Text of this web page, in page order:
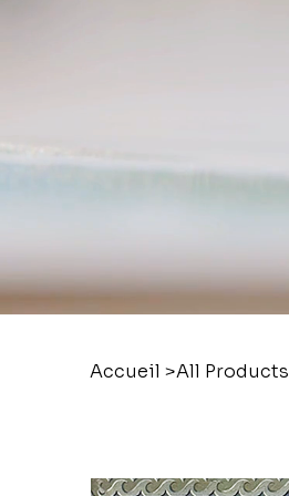
Accueil >All Products